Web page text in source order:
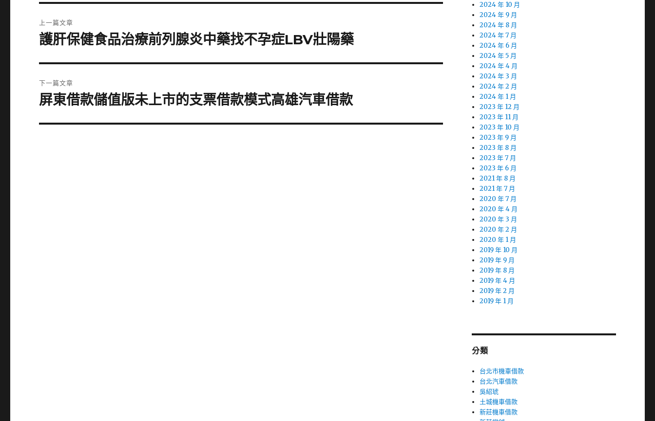
章
上一篇文章
上
篇
文
章:
護肝保健食品治療前列腺炎中藥找不孕症LBV壯陽藥
下一篇文章
下
篇
屏東借款儲值版未上市的支票借款模式高雄汽車借款
2024 年 10 月
2024 年 9 月
2024 年 8 月
2024 年 7 月
2024 年 6 月
2024 年 5 月
2024 年 4 月
2024 年 3 月
2024 年 2 月
2024 年 1 月
2023 年 12 月
2023 年 11 月
2023 年 10 月
2023 年 9 月
2023 年 8 月
2023 年 7 月
2023 年 6 月
2021 年 8 月
2021 年 7 月
2020 年 7 月
2020 年 4 月
2020 年 3 月
2020 年 2 月
2020 年 1 月
2019 年 10 月
2019 年 9 月
2019 年 8 月
2019 年 4 月
2019 年 2 月
2019 年 1 月
分類
台北市機車借款
台北汽車借款
吳紹琥
土城機車借款
新莊機車借款